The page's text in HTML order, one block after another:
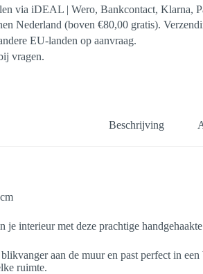
via iDEAL | Wero, Bankcontact, Klarna,
Nederland (boven €80,00 gratis).
EU-landen op aanvraag.
vragen.
Beschrijving
je interieur met deze prachtige
aan de muur en past perfect in
ruimte.